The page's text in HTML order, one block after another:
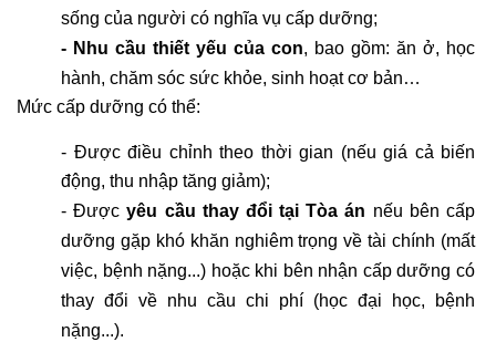
sống của người có nghĩa vụ cấp dưỡng;
- Nhu cầu thiết yếu của con, bao gồm: ăn ở, học
hành, chăm sóc sức khỏe, sinh hoạt cơ bản…
Mức cấp dưỡng có thể:
- Được điều chỉnh theo thời gian (nếu giá cả biến
động, thu nhập tăng giảm);
- Được yêu cầu thay đổi tại Tòa án nếu bên cấp
dưỡng gặp khó khăn nghiêm trọng về tài chính (mất
việc, bệnh nặng...) hoặc khi bên nhận cấp dưỡng có
thay đổi về nhu cầu chi phí (học đại học, bệnh
nặng...).